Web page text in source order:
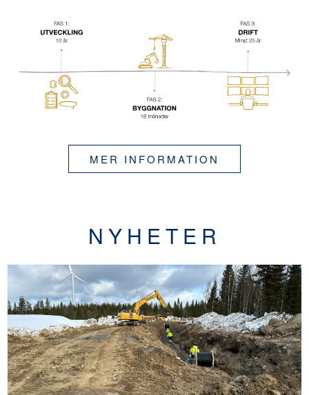
MER INFORMATION
NYHETER